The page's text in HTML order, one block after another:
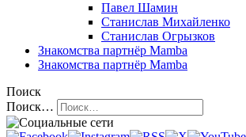
Павел Шамин
Станислав Михайленко
Станислав Огрызков
Знакомства партнёр Mamba
Знакомства партнёр Mamba
Поиск
Поиск…